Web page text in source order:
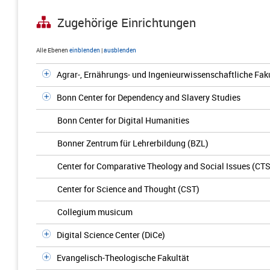
Zugehörige Einrichtungen
Alle Ebenen einblenden |ausblenden
Agrar-, Ernährungs- und Ingenieurwissenschaftliche
Bonn Center for Dependency and Slavery Studies
Bonn Center for Digital Humanities
Bonner Zentrum für Lehrerbildung (BZL)
Center for Comparative Theology and Social Issues
Center for Science and Thought (CST)
Collegium musicum
Digital Science Center (DiCe)
Evangelisch-Theologische Fakultät